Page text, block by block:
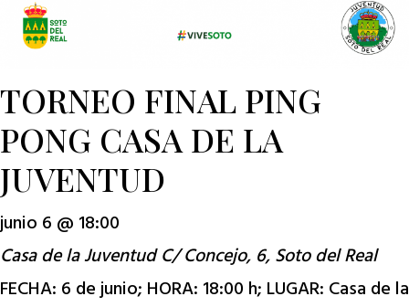
TORNEO FINAL PING
PONG CASA DE LA
JUVENTUD
junio 6 @ 18:00
Casa de la JuventudC/ Concejo, 6, Soto del Real
FECHA: 6 de junio; HORA: 18:00 h; LUGAR: Casa de la